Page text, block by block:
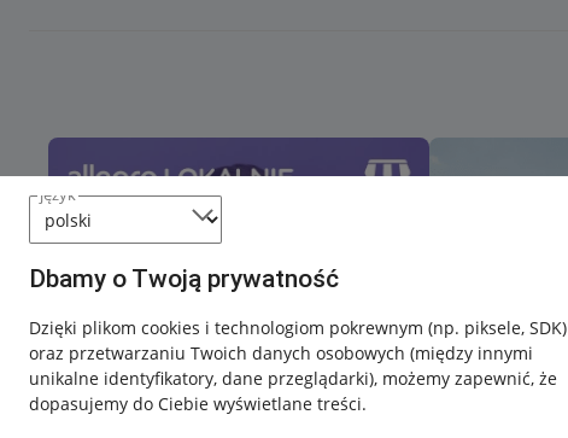
język
Dbamy o Twoją prywatność
Dzięki plikom cookies i technologiom pokrewnym (np. piksele, SDK)
oraz przetwarzaniu Twoich danych osobowych (między innymi
unikalne identyfikatory, dane przeglądarki), możemy zapewnić, że
dopasujemy do Ciebie wyświetlane treści.